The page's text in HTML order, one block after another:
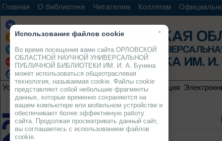
Главная О библиотеке Читателям Коллегам
Услуги Ресурсы Проекты Электронная коллекция
×
Использование файлов cookie
Во время посещения вами сайта ОРЛОВСКОЙ
ОБЛАСТНОЙ НАУЧНОЙ УНИВЕРСАЛЬНОЙ
ПУБЛИЧНОЙ БИБЛИОТЕКИ ИМ. И. А. Бунина
может использоваться общеотраслевая
технология, называемая cookie. Файлы cookie
представляют собой небольшие фрагменты
данных, которые временно сохраняются на
вашем компьютере или мобильном устройстве и
обеспечивают более эффективную работу
сайта. Продолжая просматривать данный сайт,
вы соглашаетесь с использованием файлов
cookie.